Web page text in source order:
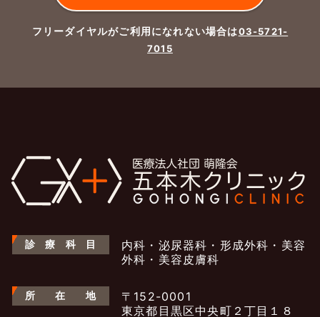
フリーダイヤルがご利用になれない場合は03-5721-
7015
診 療 科 目
内科・泌尿器科・形成外科・美容
外科・美容皮膚科
所 在 地
〒152-0001
東京都目黒区中央町２丁目１８